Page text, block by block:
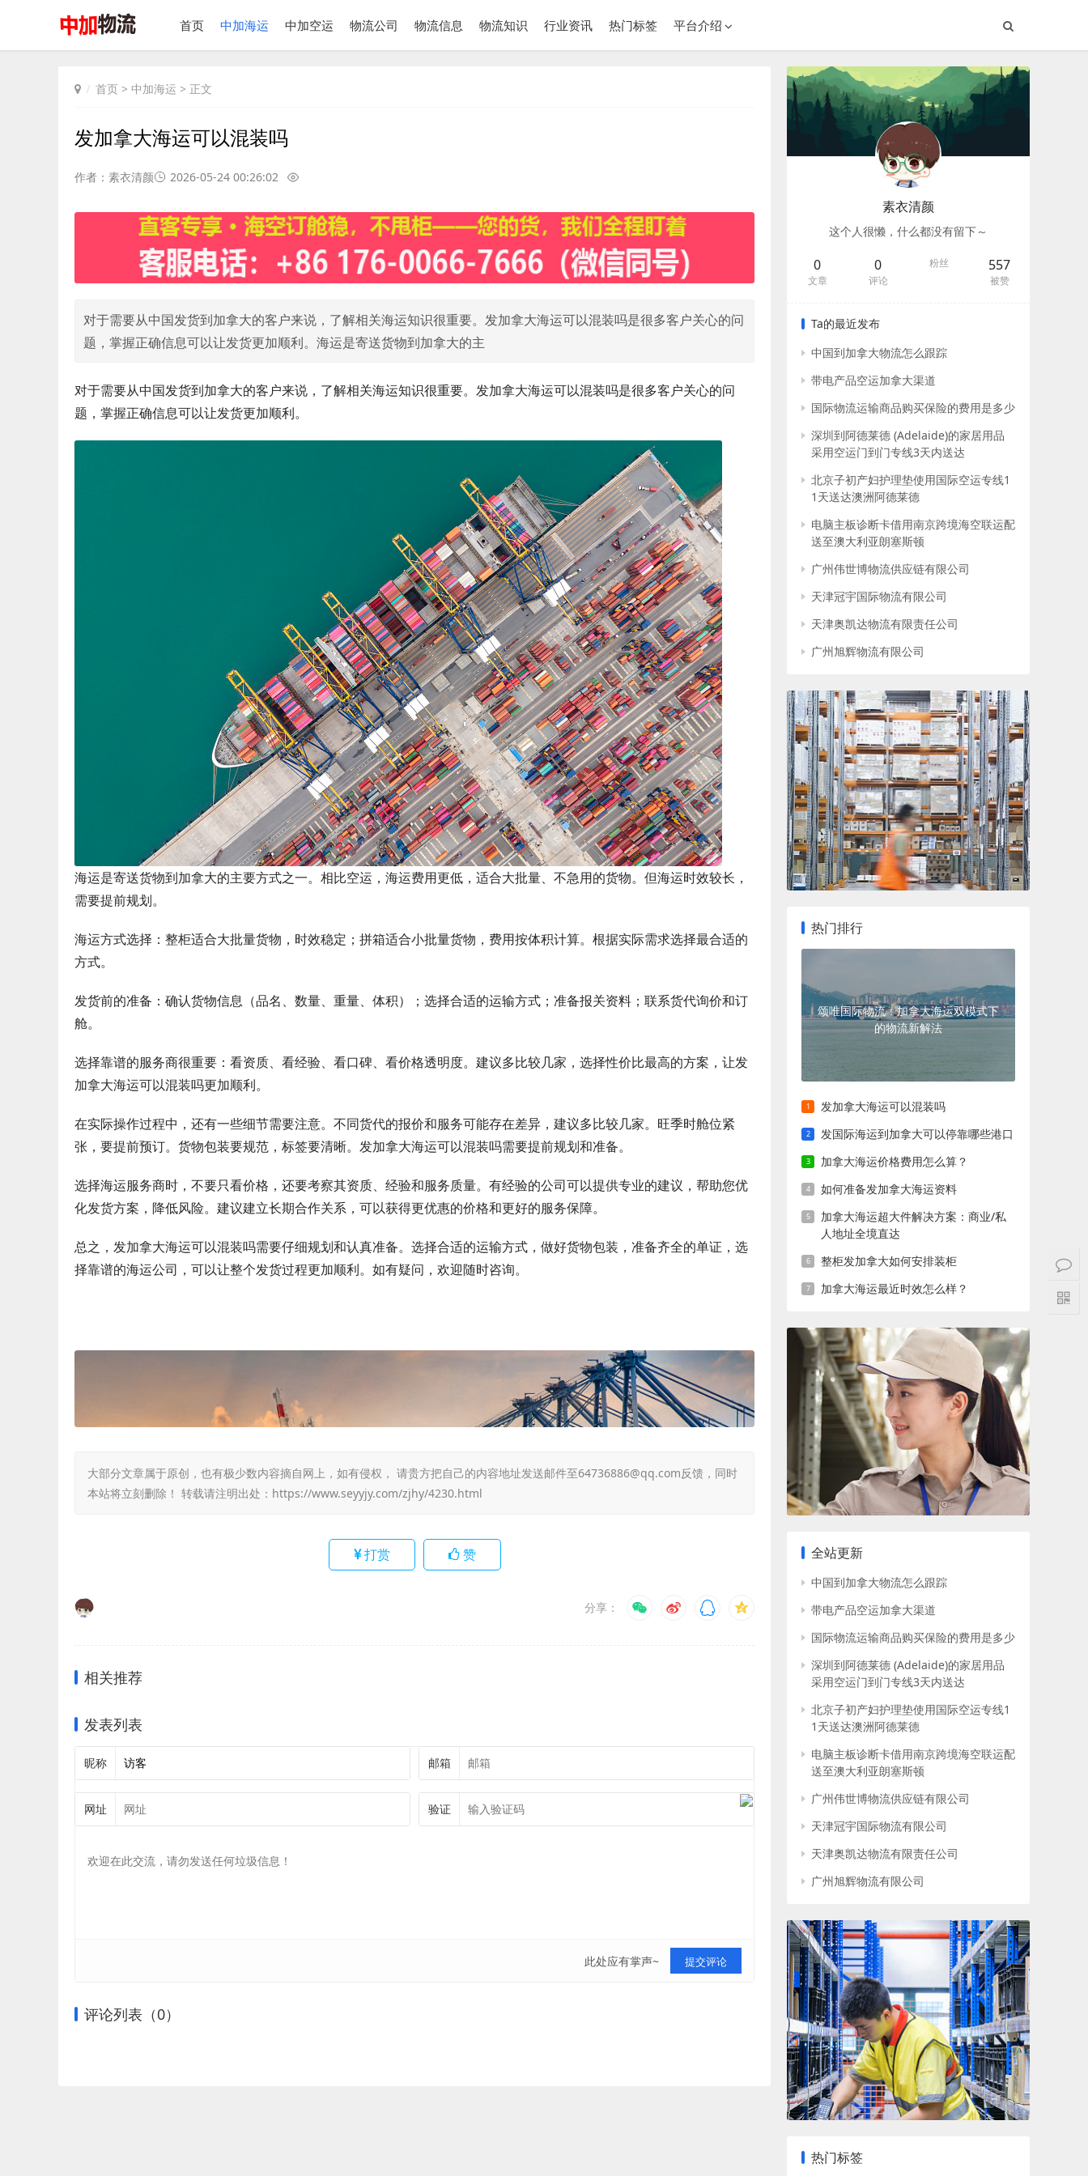
首页 中加海运 中加空运 物流公司 物流信息 物流知识 行业资讯 热门标签 平台介绍
首页 > 中加海运 > 正文
发加拿大海运可以混装吗
作者：素衣清颜 2026-05-24 00:26:02
对于需要从中国发货到加拿大的客户来说，了解相关海运知识很重要。发加拿大海运可以混装吗是很多客户关心的问
题，掌握正确信息可以让发货更加顺利。海运是寄送货物到加拿大的主
对于需要从中国发货到加拿大的客户来说，了解相关海运知识很重要。发加拿大海运可以混装吗是很多客户关心的问
题，掌握正确信息可以让发货更加顺利。
海运是寄送货物到加拿大的主要方式之一。相比空运，海运费用更低，适合大批量、不急用的货物。但海运时效较长，
需要提前规划。
海运方式选择：整柜适合大批量货物，时效稳定；拼箱适合小批量货物，费用按体积计算。根据实际需求选择最合适的
方式。
发货前的准备：确认货物信息（品名、数量、重量、体积）；选择合适的运输方式；准备报关资料；联系货代询价和订
舱。
选择靠谱的服务商很重要：看资质、看经验、看口碑、看价格透明度。建议多比较几家，选择性价比最高的方案，让发
加拿大海运可以混装吗更加顺利。
在实际操作过程中，还有一些细节需要注意。不同货代的报价和服务可能存在差异，建议多比较几家。旺季时舱位紧
张，要提前预订。货物包装要规范，标签要清晰。发加拿大海运可以混装吗需要提前规划和准备。
选择海运服务商时，不要只看价格，还要考察其资质、经验和服务质量。有经验的公司可以提供专业的建议，帮助您优
化发货方案，降低风险。建议建立长期合作关系，可以获得更优惠的价格和更好的服务保障。
总之，发加拿大海运可以混装吗需要仔细规划和认真准备。选择合适的运输方式，做好货物包装，准备齐全的单证，选
择靠谱的海运公司，可以让整个发货过程更加顺利。如有疑问，欢迎随时咨询。
大部分文章属于原创，也有极少数内容摘自网上，如有侵权， 请贵方把自己的内容地址发送邮件至64736886@qq.com反馈，同时
本站将立刻删除！ 转载请注明出处： https://www.seyyjy.com/zjhy/4230.html
打赏 赞
分享：
相关推荐
发表列表
昵称 邮箱
网址 验证
此处应有掌声~ 提交评论
评论列表（0）
素衣清颜
这个人很懒，什么都没有留下～
0
文章
0
评论
粉丝 557
被赞
Ta的最近发布
中国到加拿大物流怎么跟踪
带电产品空运加拿大渠道
国际物流运输商品购买保险的费用是多少
深圳到阿德莱德 (Adelaide)的家居用品
采用空运门到门专线3天内送达
北京子初产妇护理垫使用国际空运专线1
1天送达澳洲阿德莱德
电脑主板诊断卡借用南京跨境海空联运配
送至澳大利亚朗塞斯顿
广州伟世博物流供应链有限公司
天津冠宇国际物流有限公司
天津奥凯达物流有限责任公司
广州旭辉物流有限公司
热门排行
颂唯国际物流：加拿大海运双模式下
的物流新解法
发加拿大海运可以混装吗
发国际海运到加拿大可以停靠哪些港口
加拿大海运价格费用怎么算？
如何准备发加拿大海运资料
加拿大海运超大件解决方案：商业/私
人地址全境直达
整柜发加拿大如何安排装柜
加拿大海运最近时效怎么样？
全站更新
中国到加拿大物流怎么跟踪
带电产品空运加拿大渠道
国际物流运输商品购买保险的费用是多少
深圳到阿德莱德 (Adelaide)的家居用品
采用空运门到门专线3天内送达
北京子初产妇护理垫使用国际空运专线1
1天送达澳洲阿德莱德
电脑主板诊断卡借用南京跨境海空联运配
送至澳大利亚朗塞斯顿
广州伟世博物流供应链有限公司
天津冠宇国际物流有限公司
天津奥凯达物流有限责任公司
广州旭辉物流有限公司
热门标签